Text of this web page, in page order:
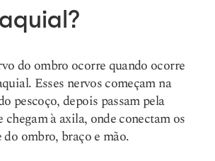
do ombro ocorre quando ocorre
Esses nervos começam na
pescoço, depois passam pela
à axila, onde conectam os
do ombro, braço e mão.